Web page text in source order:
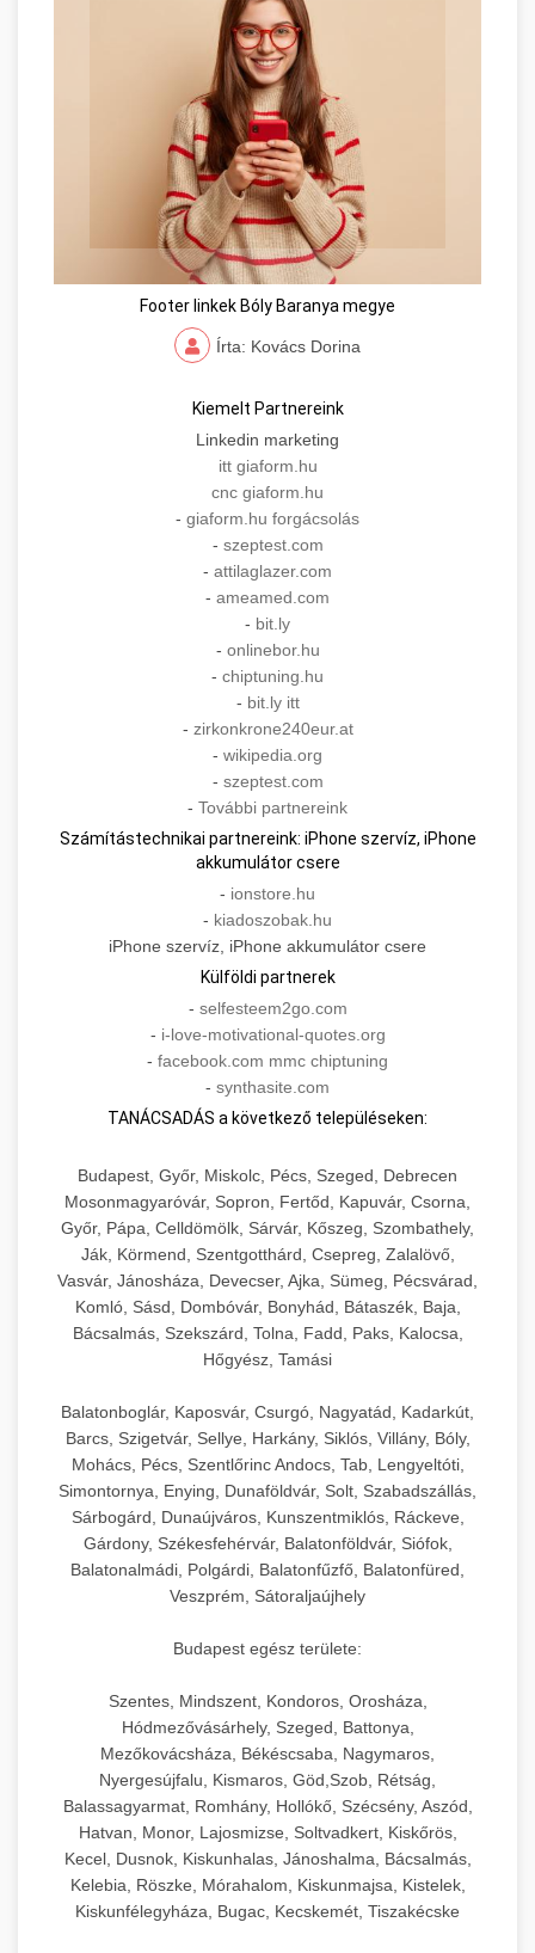
Footer linkek Bóly Baranya megye
Írta: Kovács Dorina
Kiemelt Partnereink
Linkedin marketing
itt giaform.hu
cnc giaform.hu
- giaform.hu forgácsolás
- szeptest.com
- attilaglazer.com
- ameamed.com
- bit.ly
- onlinebor.hu
- chiptuning.hu
- bit.ly itt
- zirkonkrone240eur.at
- wikipedia.org
- szeptest.com
- További partnereink
Számítástechnikai partnereink: iPhone szervíz, iPhone
akkumulátor csere
- ionstore.hu
- kiadoszobak.hu
iPhone szervíz, iPhone akkumulátor csere
Külföldi partnerek
- selfesteem2go.com
- i-love-motivational-quotes.org
- facebook.com mmc chiptuning
- synthasite.com
TANÁCSADÁS a következő településeken:
Budapest, Győr, Miskolc, Pécs, Szeged, Debrecen
Mosonmagyaróvár, Sopron, Fertőd, Kapuvár, Csorna,
Győr, Pápa, Celldömölk, Sárvár, Kőszeg, Szombathely,
Ják, Körmend, Szentgotthárd, Csepreg, Zalalövő,
Vasvár, Jánosháza, Devecser, Ajka, Sümeg, Pécsvárad,
Komló, Sásd, Dombóvár, Bonyhád, Bátaszék, Baja,
Bácsalmás, Szekszárd, Tolna, Fadd, Paks, Kalocsa,
Hőgyész, Tamási
Balatonboglár, Kaposvár, Csurgó, Nagyatád, Kadarkút,
Barcs, Szigetvár, Sellye, Harkány, Siklós, Villány, Bóly,
Mohács, Pécs, Szentlőrinc Andocs, Tab, Lengyeltóti,
Simontornya, Enying, Dunaföldvár, Solt, Szabadszállás,
Sárbogárd, Dunaújváros, Kunszentmiklós, Ráckeve,
Gárdony, Székesfehérvár, Balatonföldvár, Siófok,
Balatonalmádi, Polgárdi, Balatonfűzfő, Balatonfüred,
Veszprém, Sátoraljaújhely
Budapest egész területe:
Szentes, Mindszent, Kondoros, Orosháza,
Hódmezővásárhely, Szeged, Battonya,
Mezőkovácsháza, Békéscsaba, Nagymaros,
Nyergesújfalu, Kismaros, Göd,Szob, Rétság,
Balassagyarmat, Romhány, Hollókő, Szécsény, Aszód,
Hatvan, Monor, Lajosmizse, Soltvadkert, Kiskőrös,
Kecel, Dusnok, Kiskunhalas, Jánoshalma, Bácsalmás,
Kelebia, Röszke, Mórahalom, Kiskunmajsa, Kistelek,
Kiskunfélegyháza, Bugac, Kecskemét, Tiszakécske